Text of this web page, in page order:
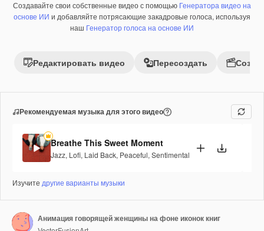
ПремиумСозданные при помощи ИИ
Создавайте свои собственные видео с помощью Генератора видео на
основе ИИ и добавляйте потрясающие закадровые голоса, используя
наш Генератор голоса на основе ИИ
Редактировать видео Пересоздать
Рекомендуемая музыка для этого видео
Breathe This Sweet Moment
Jazz, Lofi, Laid Back, Peaceful, Sentimental
Изучите другие варианты музыки
Анимация говорящей женщины на фоне иконок книг